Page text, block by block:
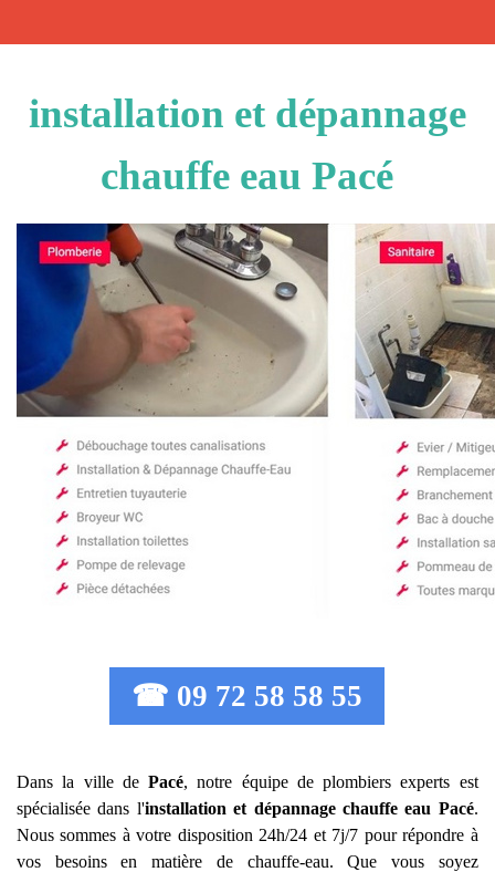
installation et dépannage
chauffe eau Pacé
☎ 09 72 58 58 55
Dans la ville dePacé, notre équipe de plombiers experts est
spécialisée dans l'installation et dépannage chauffe eau Pacé.
Nous sommes à votre disposition 24h/24 et 7j/7 pour répondre à
vos besoins en matière de chauffe-eau. Que vous soyez